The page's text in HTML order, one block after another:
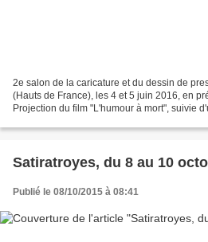
2e salon de la caricature et du dessin de
(Hauts de France), les 4 et 5 juin 2016, en
Projection du film "L'humour à mort", suivie
Satiratroyes, du 8 au 10
Publié le 08/10/2015 à 08:41